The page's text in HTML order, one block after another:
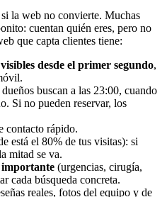
la web no convierte. Muchas
cuentan quién eres, pero no
que capta clientes tiene:
desde el primer segundo,
buscan a las 23:00, cuando
Si no pueden reservar, los
contacto rápido.
está el 80% de tus visitas): si
mitad se va.
(urgencias, cirugía,
cada búsqueda concreta.
reales, fotos del equipo y de